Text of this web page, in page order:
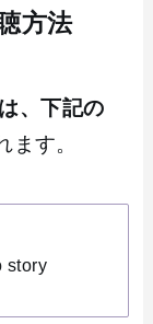
方法
、下記の
ます。
story